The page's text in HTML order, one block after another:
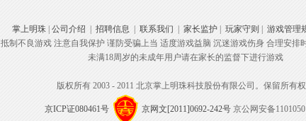
掌上明珠| 公司介绍 招聘信息 联系我们 家长监护| 玩家守则 游戏管理
抵制不良游戏 注意自我保护 谨防受骗上当 适度游戏益脑 沉迷游戏伤身 合理安排
未满18周岁的未成年用户请在家长的监督下进行游戏
版权所有 2003 - 2011 北京掌上明珠科技股份有限公司。保留所有权
京ICP证080461号 京网文[2011]0692-242号 京公网安备